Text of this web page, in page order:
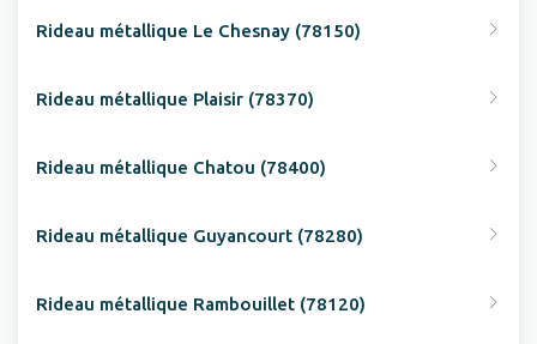
Rideau métallique Le Chesnay (78150)
Rideau métallique Plaisir (78370)
Rideau métallique Chatou (78400)
Rideau métallique Guyancourt (78280)
Rideau métallique Rambouillet (78120)